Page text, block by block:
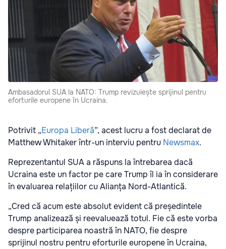
Ambasadorul SUA la NATO: Trump revizuiește sprijinul pentru
eforturile europene în Ucraina.
Potrivit „Europa Liberă”, acest lucru a fost declarat de
Matthew Whitaker într-un interviu pentru Newsmax.
Reprezentantul SUA a răspuns la întrebarea dacă
Ucraina este un factor pe care Trump îl ia în considerare
în evaluarea relațiilor cu Alianța Nord-Atlantică.
„Cred că acum este absolut evident că președintele
Trump analizează și reevaluează totul. Fie că este vorba
despre participarea noastră în NATO, fie despre
sprijinul nostru pentru eforturile europene în Ucraina,